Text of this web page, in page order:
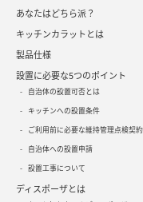
あなたはどちら派？
キッチンカラットとは
製品仕様
設置に必要な5つのポイント
自治体の設置可否とは
キッチンへの設置条件
ご利用前に必要な維持管理点検契約
自治体への設置申請
設置工事について
ディスポーザとは